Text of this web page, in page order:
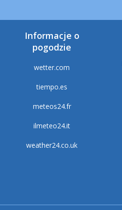
Informacje o
pogodzie
wetter.com
tiempo.es
meteos24.fr
ilmeteo24.it
weather24.co.uk